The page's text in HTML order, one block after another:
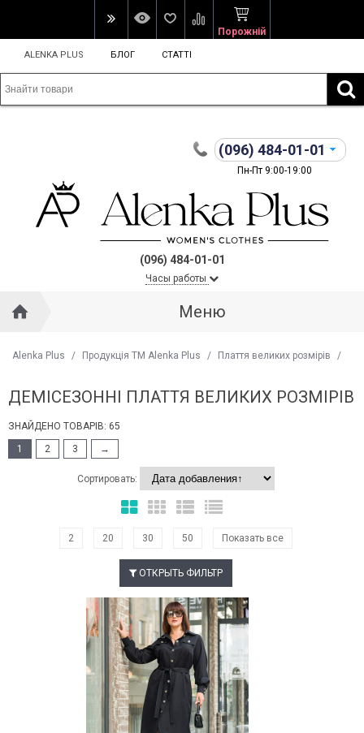
Порожній
ALENKA PLUS БЛОГ СТАТТІ
(096) 484-01-01
Пн-Пт 9:00-19:00
(096) 484-01-01
Часы работы
Меню
Alenka Plus / Продукція ТМ Alenka Plus / Плаття великих розмірів /
ДЕМІСЕЗОННІ ПЛАТТЯ ВЕЛИКИХ РОЗМІРІВ
ЗНАЙДЕНО ТОВАРІВ: 65
1
2 3 →
Сортировать:
2 20 30 50 Показать все
ОТКРЫТЬ ФИЛЬТР
Наклейки Варіант з %